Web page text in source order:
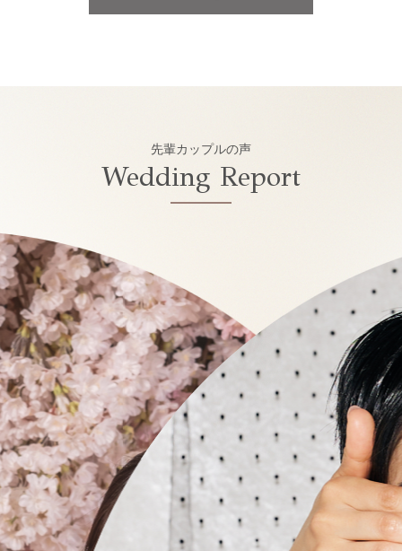
先輩カップルの声
Wedding Report